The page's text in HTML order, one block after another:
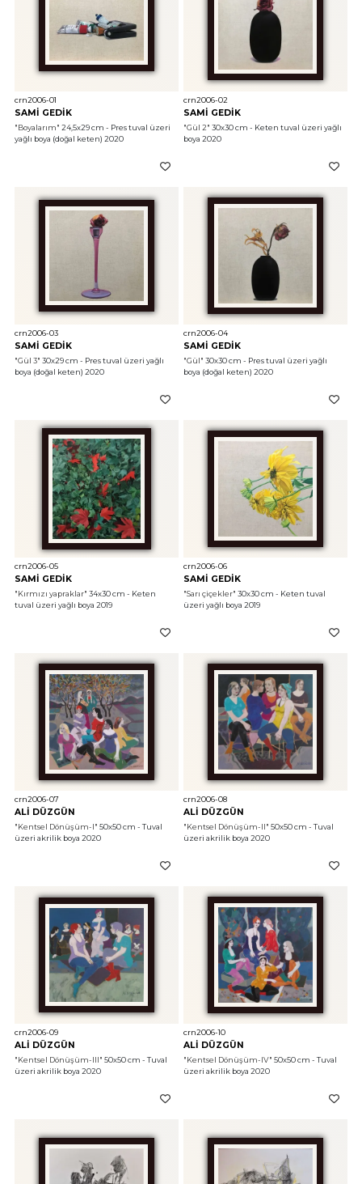
crn2006-01
SAMİ GEDİK
"Boyalarım" 24,5x29 cm - Pres tuval üzeri
yağlı boya (doğal keten) 2020
crn2006-02
SAMİ GEDİK
"Gül 2" 30x30 cm - Keten tuval üzeri yağlı
boya 2020
crn2006-03
SAMİ GEDİK
"Gül 3" 30x29 cm - Pres tuval üzeri yağlı
boya (doğal keten) 2020
crn2006-04
SAMİ GEDİK
"Gül" 30x30 cm - Pres tuval üzeri yağlı
boya (doğal keten) 2020
crn2006-05
SAMİ GEDİK
"Kırmızı yapraklar" 34x30 cm - Keten
tuval üzeri yağlı boya 2019
crn2006-06
SAMİ GEDİK
"Sarı çiçekler" 30x30 cm - Keten tuval
üzeri yağlı boya 2019
crn2006-07
ALİ DÜZGÜN
"Kentsel Dönüşüm-I" 50x50 cm - Tuval
üzeri akrilik boya 2020
crn2006-08
ALİ DÜZGÜN
"Kentsel Dönüşüm-II" 50x50 cm - Tuval
üzeri akrilik boya 2020
crn2006-09
ALİ DÜZGÜN
"Kentsel Dönüşüm-III" 50x50 cm - Tuval
üzeri akrilik boya 2020
crn2006-10
ALİ DÜZGÜN
"Kentsel Dönüşüm-IV" 50x50 cm - Tuval
üzeri akrilik boya 2020